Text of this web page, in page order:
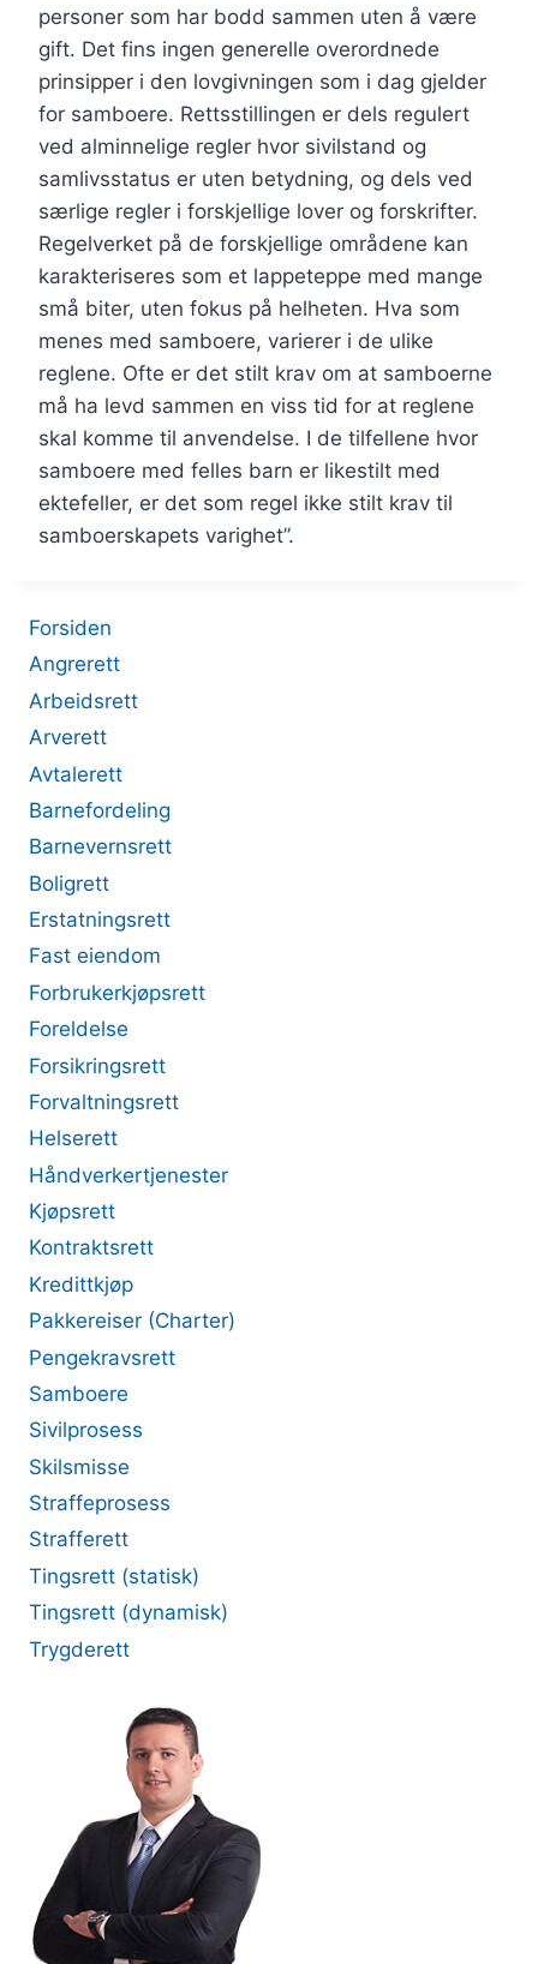
personer som har bodd sammen uten å være
gift. Det fins ingen generelle overordnede
prinsipper i den lovgivningen som i dag gjelder
for samboere. Rettsstillingen er dels regulert
ved alminnelige regler hvor sivilstand og
samlivsstatus er uten betydning, og dels ved
særlige regler i forskjellige lover og forskrifter.
Regelverket på de forskjellige områdene kan
karakteriseres som et lappeteppe med mange
små biter, uten fokus på helheten. Hva som
menes med samboere, varierer i de ulike
reglene. Ofte er det stilt krav om at samboerne
må ha levd sammen en viss tid for at reglene
skal komme til anvendelse. I de tilfellene hvor
samboere med felles barn er likestilt med
ektefeller, er det som regel ikke stilt krav til
samboerskapets varighet”.
Forsiden
Angrerett
Arbeidsrett
Arverett
Avtalerett
Barnefordeling
Barnevernsrett
Boligrett
Erstatningsrett
Fast eiendom
Forbrukerkjøpsrett
Foreldelse
Forsikringsrett
Forvaltningsrett
Helserett
Håndverkertjenester
Kjøpsrett
Kontraktsrett
Kredittkjøp
Pakkereiser (Charter)
Pengekravsrett
Samboere
Sivilprosess
Skilsmisse
Straffeprosess
Strafferett
Tingsrett (statisk)
Tingsrett (dynamisk)
Trygderett